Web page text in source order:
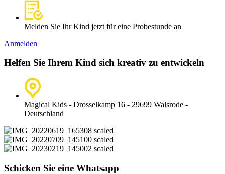
Melden Sie Ihr Kind jetzt für eine Probestunde an
Anmelden
Helfen Sie Ihrem Kind sich kreativ zu entwickeln
Magical Kids - Drosselkamp 16 - 29699 Walsrode -
Deutschland
Schicken Sie eine Whatsapp